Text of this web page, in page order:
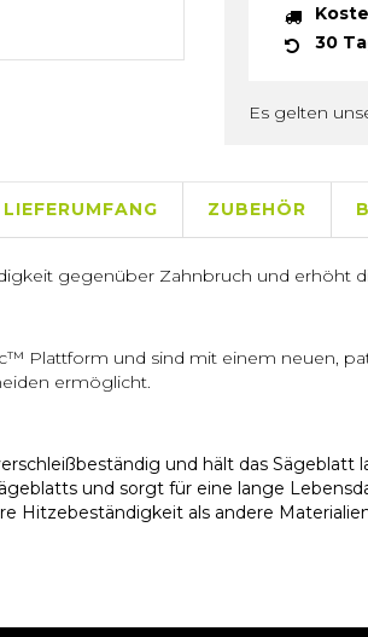
30
Es gelten
LIEFERUMFANG ZUBEHÖR
gegenüber Zahnbruch und erhöht
Plattform und sind mit einem neuen,
ermöglicht.
und hält das Sägeblatt
und sorgt für eine lange
Hitzebeständigkeit als andere